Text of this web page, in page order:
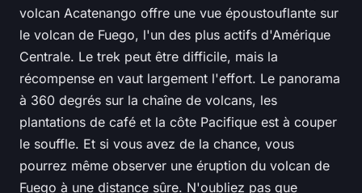
volcan Acatenango offre une vue époustouflante sur
le volcan de Fuego, l'un des plus actifs d'Amérique
Centrale. Le trek peut être difficile, mais la
récompense en vaut largement l'effort. Le panorama
à 360 degrés sur la chaîne de volcans, les
plantations de café et la côte Pacifique est à couper
le souffle. Et si vous avez de la chance, vous
pourrez même observer une éruption du volcan de
Fuego à une distance sûre. N'oubliez pas que